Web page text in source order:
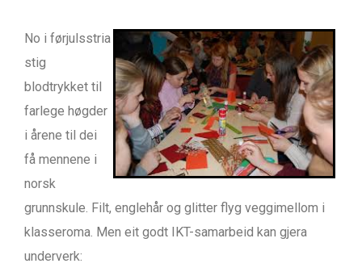
No i førjulsstria
stig
blodtrykket til
farlege høgder
i årene til dei
få mennene i
norsk
grunnskule. Filt, englehår og glitter flyg veggimellom i
klasseroma. Men eit godt IKT-samarbeid kan gjera
underverk: